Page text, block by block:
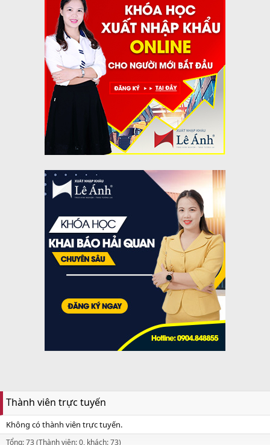
Thành viên trực tuyến
Không có thành viên trực tuyến.
Tổng: 73 (Thành viên: 0, khách: 73)